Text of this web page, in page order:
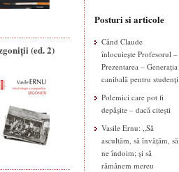
(ed. 2)
Posturi si articole
Când Claude
înlocuiește Profesorul –
Prezentarea – Generația
canibală pentru studenți
Polemici care pot fi
depășite – dacă citești
Vasile Ernu: „Să
ascultăm, să învățăm, să
ne îndoim; și să
rămânem mereu